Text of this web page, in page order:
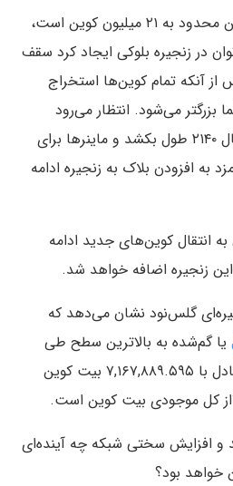
اگرچه کل موجودی بیت کوین محدود به ۲۱ میلیون کوین است،
در زنجیره بلوکی ایجاد کرد سقف
آنکه تمام کوین‌ها استخراج
بزرگتر می‌شود. انتظار می‌رود
استخراج تمام کوین‌ها تا سال ۲۱۴۰ طول بکشد و ماینرها برای
به افزودن بلاک به زنجیره ادامه
به انتقال کوین‌های جدید ادامه
زنجیره اضافه خواهد شد.
گلس‌نود نشان می‌دهد که
یا گم‌شده به بالاترین سطح طی
هفت ماه اخیر رسیده که معادل با ۷,۱۶۷,۸۸۹.۵۹۵ بیت کوین
و افزایش سختی شبکه چه آینده‌ای
خواهد بود؟